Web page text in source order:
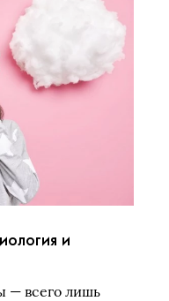
и
— всего лишь